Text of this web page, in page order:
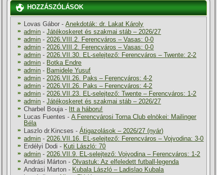
HOZZÁSZÓLÁSOK
Lovas Gábor -Anekdoták: dr. Lakat Károly
admin -Játékoskeret és szakmai stáb – 2026/27
admin - 2026.VIII.2. Ferencváros – Vasas: 0-0
admin - 2026.VIII.2. Ferencváros – Vasas: 0-0
admin - 2026.VII.30. EL-selejtező: Ferencváros – Twente: 2-2
admin - Botka Endre
admin - Bamidele Yusuf
admin - 2026.VII.26. Paks – Ferencváros: 4-2
admin - 2026.VII.26. Paks – Ferencváros: 4-2
admin - 2026.VII.23. EL-selejtező: Twente – Ferencváros: 1-2
admin -Játékoskeret és szakmai stáb – 2026/27
Charbel Bouja - Itt a háboru!
Lucas Fuentes -A Ferencvárosi Torna Club elnökei: Mailinger
Béla
Laszlo dr.Kincses -Átigazolások – 2026/27 (nyár)
admin - 2026.VII.16. EL-selejtező: Ferencváros – Vojvodina: 3-0
Erdélyi Dodi - Kuti László: 70
admin - 2026.VII.9. EL-selejtező: Vojvodina – Ferencváros: 1-2
Andrási Márton -Olvastuk: Az elfeledett futball-legenda
Andrasi Marton - Kubala László – Ladislao Kubala